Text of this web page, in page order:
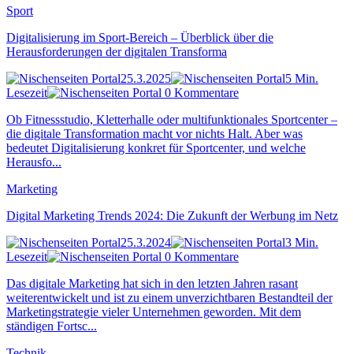
Sport
Digitalisierung im Sport-Bereich – Überblick über die
Herausforderungen der digitalen Transforma
25.3.2025
5 Min.
Lesezeit
0 Kommentare
Ob Fitnessstudio, Kletterhalle oder multifunktionales Sportcenter –
die digitale Transformation macht vor nichts Halt. Aber was
bedeutet Digitalisierung konkret für Sportcenter, und welche
Herausfo...
Marketing
Digital Marketing Trends 2024: Die Zukunft der Werbung im Netz
25.3.2024
3 Min.
Lesezeit
0 Kommentare
Das digitale Marketing hat sich in den letzten Jahren rasant
weiterentwickelt und ist zu einem unverzichtbaren Bestandteil der
Marketingstrategie vieler Unternehmen geworden. Mit dem
ständigen Fortsc...